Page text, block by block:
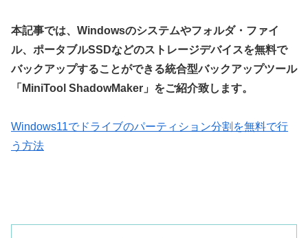
本記事では、Windowsのシステムやフォルダ・ファイ
ル、ポータブルSSDなどのストレージデバイスを無料で
バックアップすることができる統合型バックアップツール
「MiniTool ShadowMaker」をご紹介致します。
Windows11でドライブのパーティション分割を無料で行
う方法